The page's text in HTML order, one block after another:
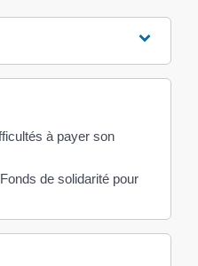
à payer son
de solidarité pour